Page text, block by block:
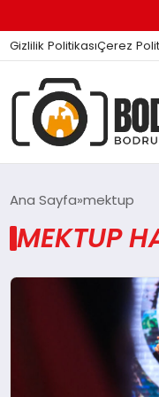
Gizlilik PolitikasıÇerez
BODRUM BODRUM
Ana Sayfa mektup
MEKTUP